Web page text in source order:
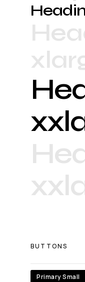
BUTTONS
Primary Small